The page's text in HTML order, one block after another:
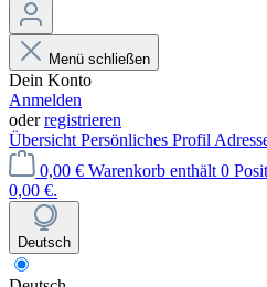
Menü schließen
Dein Konto
Anmelden
oderregistrieren
Übersicht Persönliches Profil
0,00 € Warenkorb enthält 0
0,00 €.
Deutsch